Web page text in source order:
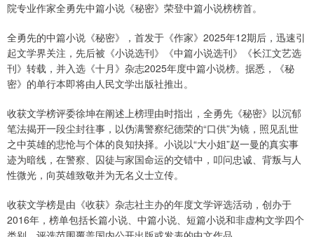
院专业作家全勇先中篇小说《秘密》荣登中篇小说榜榜首。
全勇先的中篇小说《秘密》，首发于《作家》2025年12期后，迅速引
起文学界关注，先后被《小说选刊》《中篇小说选刊》《长江文艺选
刊》转载，并入选《十月》杂志2025年度中篇小说榜。据悉，《秘
密》的单行本即将由人民文学出版社推出。
收获文学榜评委徐坤在阐述上榜理由时指出，全勇先《秘密》以沉郁
笔法揭开一段尘封往事，以伪满警察纪德荣的“口供”为镜，照见乱世
之中英雄的悲怆与个体的良知抉择。小说以“大小姐”赵一曼的真实事
迹为暗线，在警察、囚徒与家国命运的交错中，叩问忠诚、背叛与人
性微光，向英雄致敬并为无名义士立传。
收获文学榜是由《收获》杂志社主办的年度文学评选活动，创办于
2016年，榜单包括长篇小说、中篇小说、短篇小说和非虚构文学四个